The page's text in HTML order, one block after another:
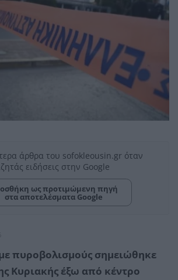
άρθρα του sofokleousin.gr όταν
ειδήσεις στην Google
ως προτιμώμενη πηγή
στα αποτελέσματα Google
πυροβολισμούς σημειώθηκε
Κυριακής έξω από κέντρο